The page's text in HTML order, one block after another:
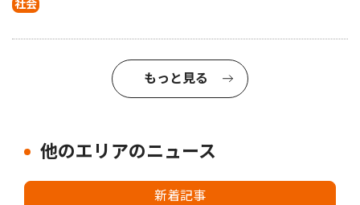
社会
もっと見る
他のエリアのニュース
新着記事